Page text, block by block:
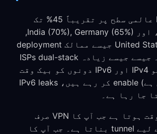
IPv6 adoption عالمی سطح پر تقریباً 45% تک
پہنچ چکی ہے، اور India (70%), Germany (65%),
اور United States (50%) جیسے ممالک deployment
میں آگے ہیں۔ جیسے جیسے زیادہ ISPs dual-stack
networking (جو IPv4 اور IPv6 دونوں کو بیک وقت
support کرتی ہے) enable کر رہے ہیں، IPv6 leaks
جا رہا ہے۔
IPv6 leak اس وقت ہوتا ہے جب آپ کا VPN صرف
IPv4 traffic کے لیے tunnel بناتا ہے۔ جب آپ کا